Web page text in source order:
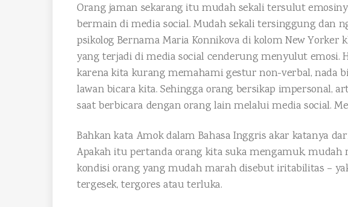
Orang jaman sekarang itu mudah sekali tersulut
bermain di media social. Mudah sekali tersinggung dan
psikolog Bernama Maria Konnikova di kolom New Yorker
yang terjadi di media social cenderung menyulut emosi.
karena kita kurang memahami gestur non-verbal, nada
lawan bicara kita. Sehingga orang bersikap impersonal,
saat berbicara dengan orang lain melalui media social.
Bahkan kata Amok dalam Bahasa Inggris akar katanya
Apakah itu pertanda orang kita suka mengamuk, mudah
kondisi orang yang mudah marah disebut iritabilitas –
tergesek, tergores atau terluka.